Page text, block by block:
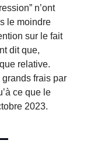
n’ont
le moindre
sur le fait
dit que,
relative.
grands frais par
ce que le
2023.